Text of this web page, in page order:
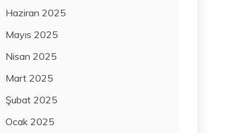
Haziran 2025
Mayıs 2025
Nisan 2025
Mart 2025
Şubat 2025
Ocak 2025